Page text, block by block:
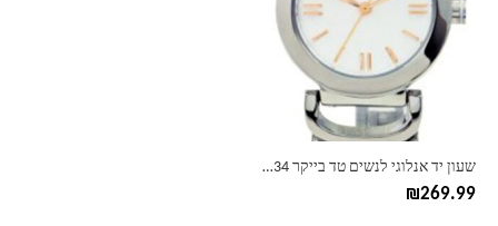
שעון יד אנלוגי לנשים טד בייקר Ted Baker TE4034
₪269.99
מספר
סוגים.
האפשרויות
המוצר